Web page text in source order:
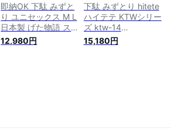
即納OK 下駄 みずと
り ユニセックス M L
日本製 げた物語 ス
タンダード 約3.5cm
ヒール 麻の葉 ビー
12,980円
下駄 みずとり hitete
ハイテテ KTWシリー
ズ ktw-14
LaMano（m2）/レモ
ン・紺赤 | 水鳥工業
15,180円